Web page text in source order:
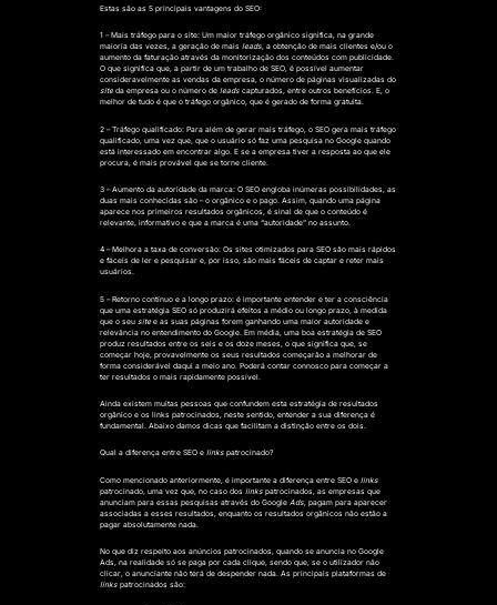
Estas são as 5 principais vantagens do SEO:
1 – Mais tráfego para o site:Um maior tráfego orgânico significa, na grande
maioria das vezes, a geração de mais leads, a obtenção de mais clientes e/ou o
aumento da faturação através da monitorização dos conteúdos com publicidade.
O que significa que, a partir de um trabalho de SEO, é possível aumentar
consideravelmente as vendas da empresa, o número de páginas visualizadas do
siteda empresa ou o número de leads capturados, entre outros benefícios. E, o
melhor de tudo é que o tráfego orgânico, que é gerado de forma gratuita.
2 – Tráfego qualificado:Para além de gerar mais tráfego, o SEO gera mais tráfego
qualificado, uma vez que, que o usuário só faz uma pesquisa no Google quando
está interessado em encontrar algo. E se a empresa tiver a resposta ao que ele
procura, é mais provável que se torne cliente.
3 – Aumento da autoridade da marca:O SEO engloba inúmeras possibilidades, as
duas mais conhecidas são – o orgânico e o pago. Assim, quando uma página
aparece nos primeiros resultados orgânicos, é sinal de que o conteúdo é
relevante, informativo e que a marca é uma “autoridade” no assunto.
4 – Melhora a taxa de conversão:Os sites otimizados para SEO são mais rápidos
e fáceis de ler e pesquisar e, por isso, são mais fáceis de captar e reter mais
usuários.
5 – Retorno contínuo e a longo prazo:é importante entender e ter a consciência
que uma estratégia SEO só produzirá efeitos a médio ou longo prazo, à medida
que o seu sitee as suas páginas forem ganhando uma maior autoridade e
relevância no entendimento do Google. Em média, uma boa estratégia de SEO
produz resultados entre os seis e os doze meses , o que significa que, se
começar hoje, provavelmente os seus resultados começarão a melhorar de
forma considerável daqui a meio ano. Poderá contar connosco para começar a
ter resultados o mais rapidamente possível.
Ainda existem muitas pessoas que confundem esta estratégia de resultados
orgânico e os links patrocinados, neste sentido, entender a sua diferença é
fundamental. Abaixo damos dicas que facilitam a distinção entre os dois.
Qual a diferença entre SEO e links patrocinado?
Como mencionado anteriormente, é importante a diferença entre SEO e links
patrocinado, uma vez que, no caso dos linkspatrocinados, as empresas que
anunciam para essas pesquisas através do Google Ads, pagam para aparecer
associadas a esses resultados, enquanto os resultados orgânicos não estão a
pagar absolutamente nada.
No que diz respeito aos anúncios patrocinados, quando se anuncia no Google
Ads, na realidade só se paga por cada clique, sendo que, se o utilizador não
clicar, o anunciante não terá de despender nada. As principais plataformas de
links patrocinados são: